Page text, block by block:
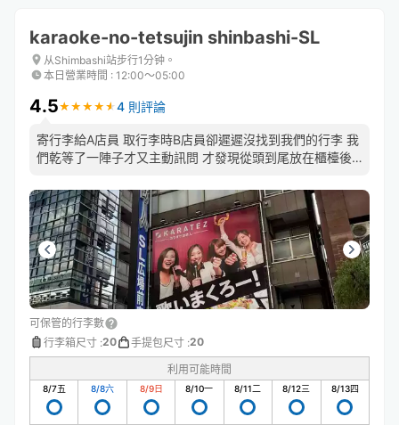
karaoke-no-tetsujin shinbashi-SL
从Shimbashi站步行1分钟。
本日營業時間 : 12:00〜05:00
4.5★ ★ ★ ★ ★
★ ★ ★ ★ ★ 4 則評論
寄行李給A店員 取行李時B店員卻遲遲沒找到我們的行李 我
們乾等了一陣子才又主動訊問 才發現從頭到尾放在櫃檯後
可保管的行李數
行李箱尺寸 :20 手提包尺寸 :20
利用可能時間
8/7五 8/8六 8/9日 8/10一 8/11二 8/12三 8/13四